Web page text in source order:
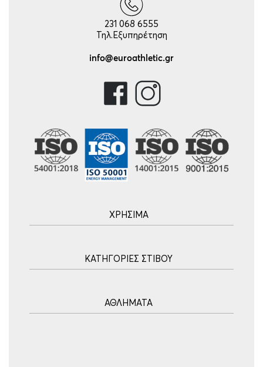
231 068 6555
Τηλ.Εξυπηρέτηση
info@euroathletic.gr
ΧΡΗΣΙΜΑ
Blog
Τρόποι Πληρωμής
ΚΑΤΗΓΟΡΙΕΣ ΣΤΙΒΟΥ
Σφυροβολία
ΑΘΛΗΜΑΤΑ